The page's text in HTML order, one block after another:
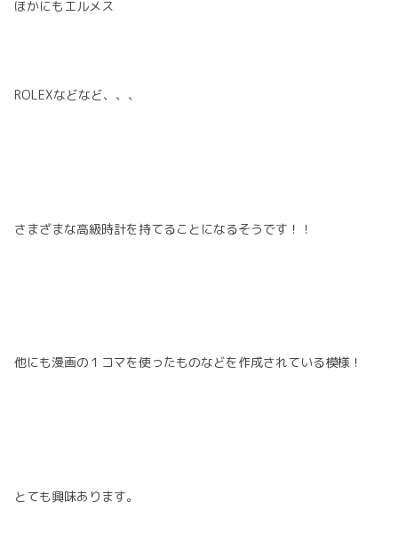
ほかにもエルメス
ROLEXなどなど、、、
さまざまな高級時計を持てることになるそうです！！
他にも漫画の１コマを使ったものなどを作成されている模様！
とても興味あります。